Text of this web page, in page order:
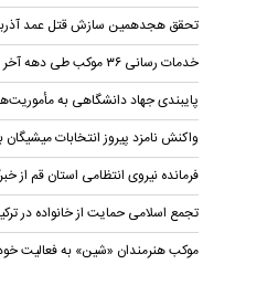
تحقق هجدهمین سازش قتل عمد
خدمات رسانی ۳۶ موکب طی دهه آخر صفر به زائران در خراسان‌شمالی
پایبندی جهاد دانشگاهی به
واکنش نامزد پیروز انتخابات
فرمانده نیروی انتظامی استان قم از
تجمع اسلامی حمایت از خانواده در
موکب هنرمندان «شین» به فعالیت